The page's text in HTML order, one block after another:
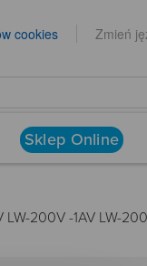
cookies Zmień
Sklep Online
200V -1AV LW-